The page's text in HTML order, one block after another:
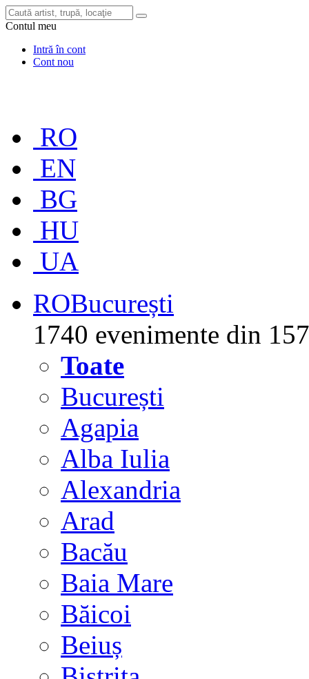
Contul meu
Intră în cont
Cont nou
RO
EN
BG
HU
UA
ROBucurești
1740 evenimente din
Toate
București
Agapia
Alba Iulia
Alexandria
Arad
Bacău
Baia Mare
Băicoi
Beiuș